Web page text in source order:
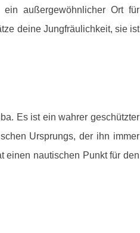
außergewöhnlicher Ort für
deine Jungfräulichkeit, sie ist
Es ist ein wahrer geschützter
Ursprungs, der ihn immer
einen nautischen Punkt für den